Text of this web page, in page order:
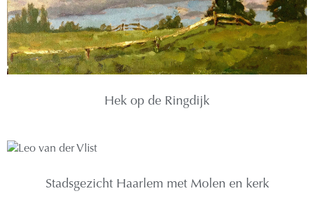
Leo van der Vlist
Read More »
Hek op de Ringdijk
Stadsgezicht Haarlem met Molen en kerk